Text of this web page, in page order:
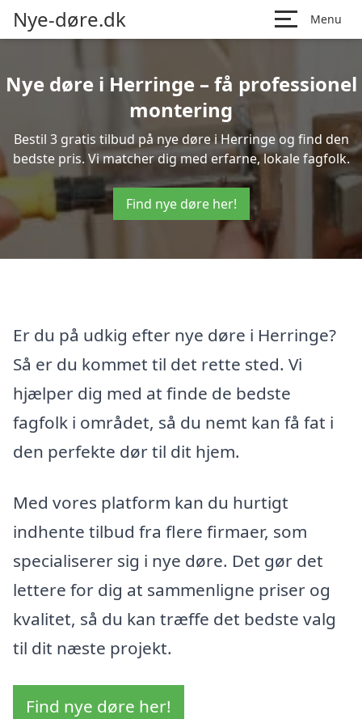
Nye-døre.dk Menu
Nye døre i Herringe – få professionel
montering
Bestil 3 gratis tilbud på nye døre i Herringe og find den
bedste pris. Vi matcher dig med erfarne, lokale fagfolk.
Find nye døre her!
Er du på udkig efter nye døre i Herringe?
Så er du kommet til det rette sted. Vi
hjælper dig med at finde de bedste
fagfolk i området, så du nemt kan få fat i
den perfekte dør til dit hjem.
Med vores platform kan du hurtigt
indhente tilbud fra flere firmaer, som
specialiserer sig i nye døre. Det gør det
lettere for dig at sammenligne priser og
kvalitet, så du kan træffe det bedste valg
til dit næste projekt.
Find nye døre her!